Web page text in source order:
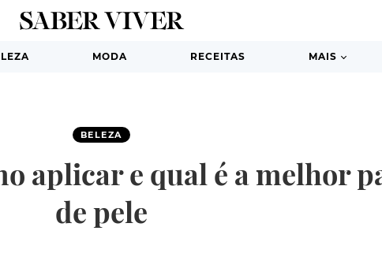
MODA RECEITAS MAIS
BELEZA
aplicar e qual é a melhor
de pele